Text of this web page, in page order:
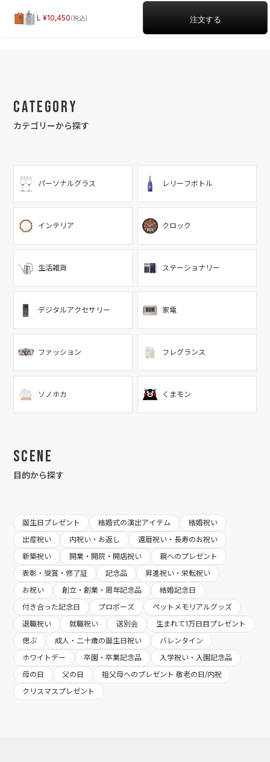
L 10,450
Category
カテゴリーから探す
パーソナルグラス レリーフボトル
インテリア クロック
生活雑貨 ステーショナリー
デジタルアクセサリー 家電
ファッション フレグランス
ソノホカ くまモン
Scene
目的から探す
誕生日プレゼント 結婚式の演出アイテム
結婚祝い
出産祝い
内祝い・お返し
還暦祝い・長寿のお祝い
新築祝い
開業・開院・開店祝い
親へのプレゼント
表彰・受賞・修了証
記念品
昇進祝い・栄転祝い
お祝い
創立・創業・周年記念品
結婚記念日
付き合った記念日
プロポーズ
ペットメモリアルグッズ
退職祝い
就職祝い 送別会
生まれて1万日目プレゼント
偲ぶ
成人・二十歳の誕生日祝い
バレンタイン
ホワイトデー
卒園・卒業記念品
入学祝い・入園記念品
母の日
父の日
祖父母へのプレゼント 敬老の日/内祝
クリスマスプレゼント